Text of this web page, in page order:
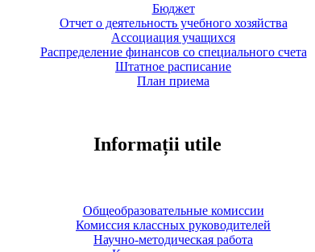
Бюджет
Отчет о деятельность учебного хозяйства
Ассоциация учащихся
Распределение финансов со специального счета
Штатное расписание
План приема
Informații utile
Общеобразовательные комиссии
Комиссия классных руководителей
Научно-методическая работа